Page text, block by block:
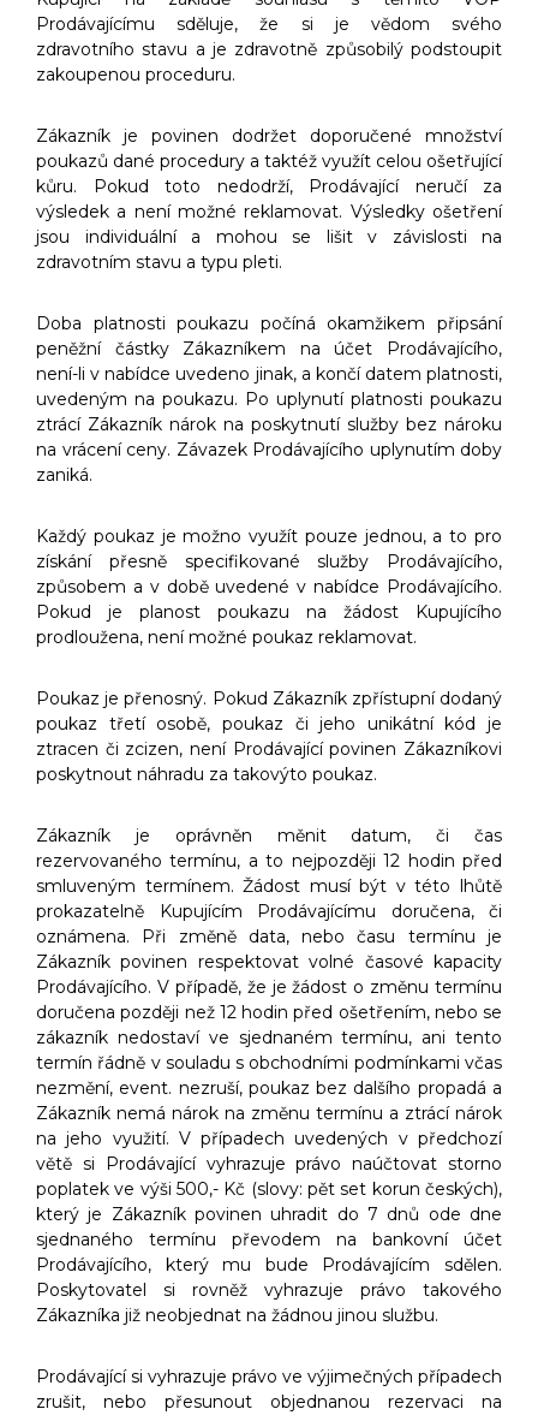
Prodávajícímu sděluje, že si je vědom svého
zdravotního stavu a je zdravotně způsobilý podstoupit
zakoupenou proceduru.
Zákazník je povinen dodržet doporučené množství
poukazů dané procedury a taktéž využít celou ošetřující
kůru. Pokud toto nedodrží, Prodávající neručí za
výsledek a není možné reklamovat. Výsledky ošetření
jsou individuální a mohou se lišit v závislosti na
zdravotním stavu a typu pleti.
Doba platnosti poukazu počíná okamžikem připsání
peněžní částky Zákazníkem na účet Prodávajícího,
není-li v nabídce uvedeno jinak, a končí datem platnosti,
uvedeným na poukazu. Po uplynutí platnosti poukazu
ztrácí Zákazník nárok na poskytnutí služby bez nároku
na vrácení ceny. Závazek Prodávajícího uplynutím doby
zaniká.
Každý poukaz je možno využít pouze jednou, a to pro
získání přesně specifikované služby Prodávajícího,
způsobem a v době uvedené v nabídce Prodávajícího.
Pokud je planost poukazu na žádost Kupujícího
prodloužena, není možné poukaz reklamovat.
Poukaz je přenosný. Pokud Zákazník zpřístupní dodaný
poukaz třetí osobě, poukaz či jeho unikátní kód je
ztracen či zcizen, není Prodávající povinen Zákazníkovi
poskytnout náhradu za takovýto poukaz.
Zákazník je oprávněn měnit datum, či čas
rezervovaného termínu, a to nejpozději 12 hodin před
smluveným termínem. Žádost musí být v této lhůtě
prokazatelně Kupujícím Prodávajícímu doručena, či
oznámena. Při změně data, nebo času termínu je
Zákazník povinen respektovat volné časové kapacity
Prodávajícího. V případě, že je žádost o změnu termínu
doručena později než 12 hodin před ošetřením, nebo se
zákazník nedostaví ve sjednaném termínu, ani tento
termín řádně v souladu s obchodními podmínkami včas
nezmění, event. nezruší, poukaz bez dalšího propadá a
Zákazník nemá nárok na změnu termínu a ztrácí nárok
na jeho využití. V případech uvedených v předchozí
větě si Prodávající vyhrazuje právo naúčtovat storno
poplatek ve výši 500,- Kč (slovy: pět set korun českých),
který je Zákazník povinen uhradit do 7 dnů ode dne
sjednaného termínu převodem na bankovní účet
Prodávajícího, který mu bude Prodávajícím sdělen.
Poskytovatel si rovněž vyhrazuje právo takového
Zákazníka již neobjednat na žádnou jinou službu.
Prodávající si vyhrazuje právo ve výjimečných případech
zrušit, nebo přesunout objednanou rezervaci na